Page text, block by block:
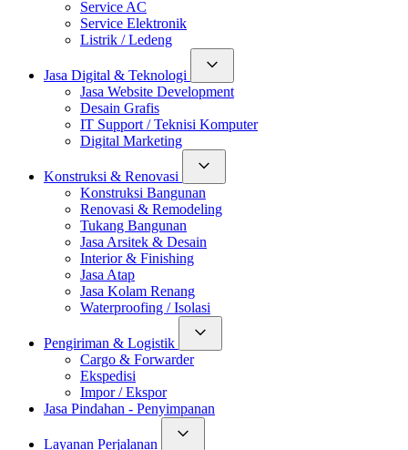
Service AC
Service Elektronik
Listrik / Ledeng
Jasa Digital & Teknologi
Jasa Website Development
Desain Grafis
IT Support / Teknisi Komputer
Digital Marketing
Konstruksi & Renovasi
Konstruksi Bangunan
Renovasi & Remodeling
Tukang Bangunan
Jasa Arsitek & Desain
Interior & Finishing
Jasa Atap
Jasa Kolam Renang
Waterproofing / Isolasi
Pengiriman & Logistik
Cargo & Forwarder
Ekspedisi
Impor / Ekspor
Jasa Pindahan - Penyimpanan
Layanan Perjalanan